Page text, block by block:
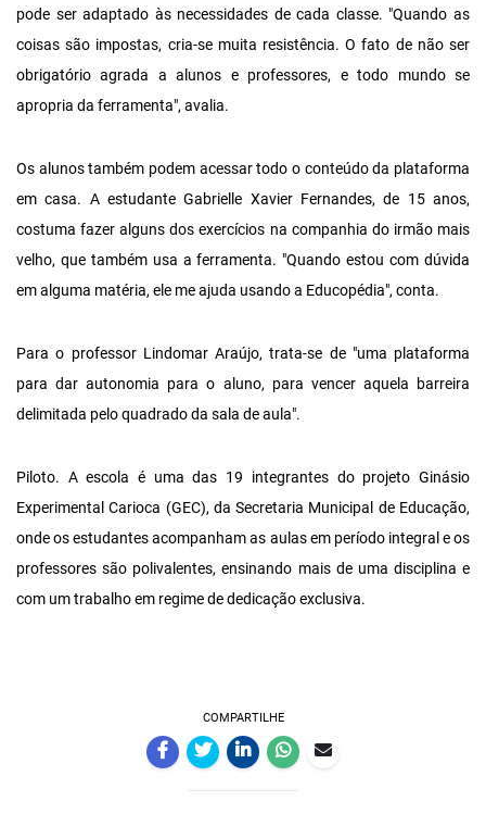
pode ser adaptado às necessidades de cada classe. "Quando as
coisas são impostas, cria-se muita resistência. O fato de não ser
obrigatório agrada a alunos e professores, e todo mundo se
apropria da ferramenta", avalia.
Os alunos também podem acessar todo o conteúdo da plataforma
em casa. A estudante Gabrielle Xavier Fernandes, de 15 anos,
costuma fazer alguns dos exercícios na companhia do irmão mais
velho, que também usa a ferramenta. "Quando estou com dúvida
em alguma matéria, ele me ajuda usando a Educopédia", conta.
Para o professor Lindomar Araújo, trata-se de "uma plataforma
para dar autonomia para o aluno, para vencer aquela barreira
delimitada pelo quadrado da sala de aula".
Piloto. A escola é uma das 19 integrantes do projeto Ginásio
Experimental Carioca (GEC), da Secretaria Municipal de Educação,
onde os estudantes acompanham as aulas em período integral e os
professores são polivalentes, ensinando mais de uma disciplina e
com um trabalho em regime de dedicação exclusiva.
COMPARTILHE